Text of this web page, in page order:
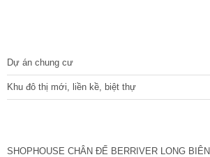
Dự án chung cư
Khu đô thị mới, liền kề, biệt thự
SHOPHOUSE CHÂN ĐẾ BERRIVER LONG BIÊN